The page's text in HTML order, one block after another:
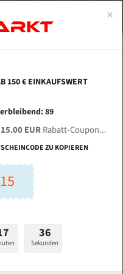
Tool SE - 4230 / 60
mm
×
150 € EINKAUFSWERT
89
15.00 EURRabatt-Coupon...
ZU KOPIEREN
35
Sekunden